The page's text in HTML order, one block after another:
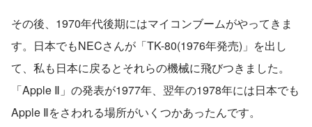
その後、1970年代後期にはマイコンブームがやってきま
す。日本でもNECさんが「TK-80(1976年発売)」を出し
て、私も日本に戻るとそれらの機械に飛びつきました。
「Apple Ⅱ」の発表が1977年、翌年の1978年には日本でも
Apple Ⅱをさわれる場所がいくつかあったんです。